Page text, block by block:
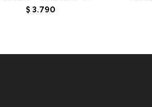
MT62W318BK - BLACK
$ 3.790